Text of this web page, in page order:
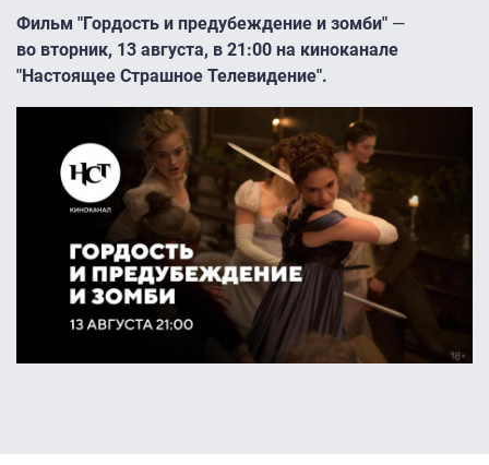
Фильм "Гордость и предубеждение и зомби" —
во вторник, 13 августа, в 21:00 на киноканале
"Настоящее Страшное Телевидение".